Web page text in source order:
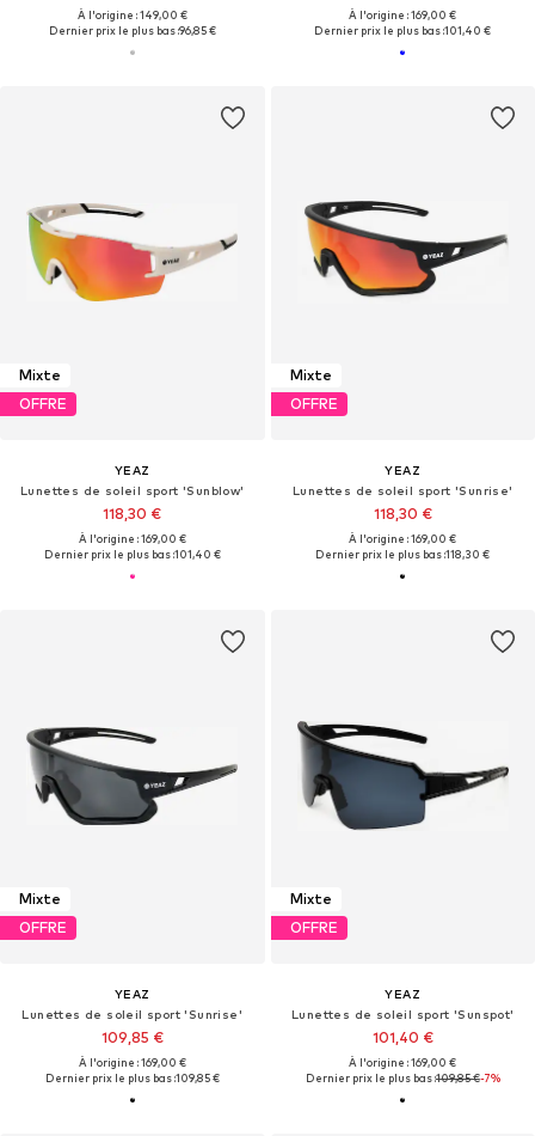
À l'origine : 149,00 €
Dernier prix le plus bas :96,85 €
À l'origine : 169,00 €
Dernier prix le plus bas :101,40 €
Mixte
OFFRE
YEAZ
Lunettes de soleil sport 'Sunblow'
118,30 €
À l'origine : 169,00 €
Dernier prix le plus bas :101,40 €
Mixte
OFFRE
YEAZ
Lunettes de soleil sport 'Sunrise'
118,30 €
À l'origine : 169,00 €
Dernier prix le plus bas :118,30 €
Mixte
OFFRE
YEAZ
Lunettes de soleil sport 'Sunrise'
109,85 €
À l'origine : 169,00 €
Dernier prix le plus bas :109,85 €
Mixte
OFFRE
YEAZ
Lunettes de soleil sport 'Sunspot'
101,40 €
À l'origine : 169,00 €
Dernier prix le plus bas :109,85 €-7%